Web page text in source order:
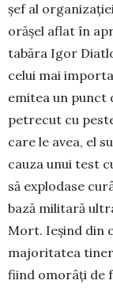
şef al
orăşel aflat în
tabăra Igor
celui mai
emitea un punct
petrecut cu
care le avea, el
ca­uza unui test
să explodase
bază militară
Mort. Ieşind din
majoritatea
fiind omorâţi de